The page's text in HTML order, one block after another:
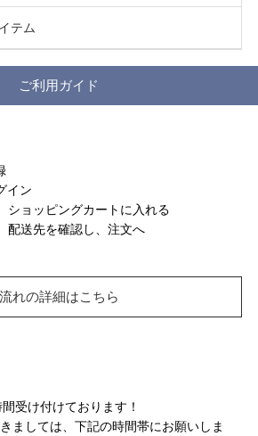
テム
ご利用ガイド
イン
ショッピングカートに入れる
配送先を確認し、注文へ
流れの詳細はこちら
受け付けております！
ましては、下記の時間帯にお願いしま